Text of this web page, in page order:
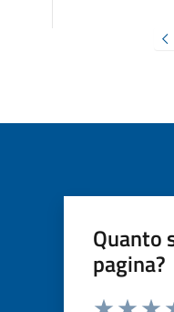
Quanto
pagina?
Valuta da 1 a 5